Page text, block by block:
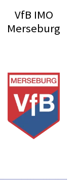
VfB IMO
Merseburg